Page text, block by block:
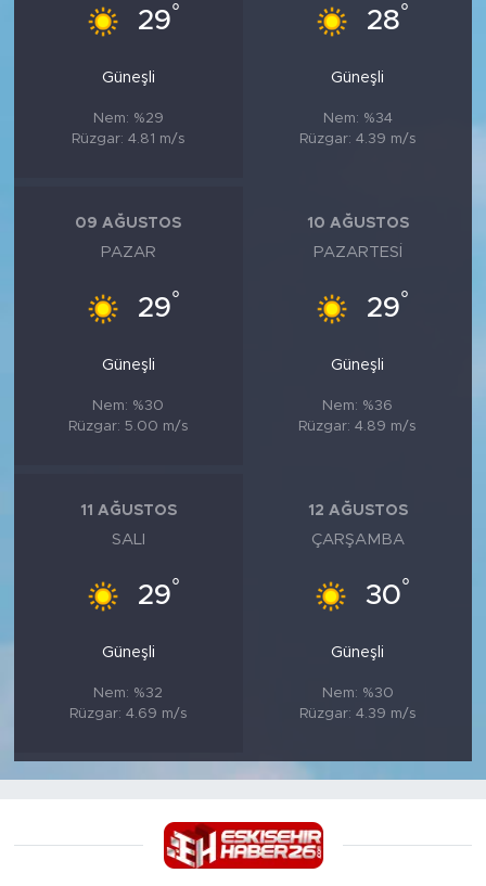
29°
Güneşli
Nem: %29
Rüzgar: 4.81 m/s
28°
Güneşli
Nem: %34
Rüzgar: 4.39 m/s
09 AĞUSTOS
PAZAR
29°
Güneşli
Nem: %30
Rüzgar: 5.00 m/s
10 AĞUSTOS
PAZARTESI
29°
Güneşli
Nem: %36
Rüzgar: 4.89 m/s
11 AĞUSTOS
SALI
29°
Güneşli
Nem: %32
Rüzgar: 4.69 m/s
12 AĞUSTOS
ÇARŞAMBA
30°
Güneşli
Nem: %30
Rüzgar: 4.39 m/s